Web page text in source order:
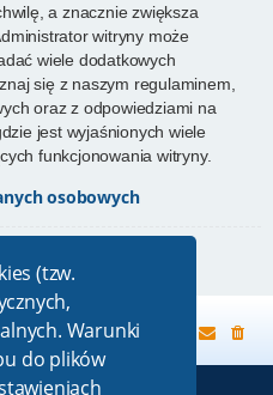
(tzw.
Warunki
do plików
a znacznie zwiększa
witryny może
wiele dodatkowych
się z naszym regulaminem,
oraz z odpowiedziami na
jest wyjaśnionych wiele
funkcjonowania witryny.
osobowych